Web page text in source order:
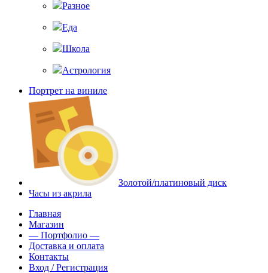
Разное
Еда
Школа
Астрология
Портрет на виниле
Золотой/платиновый диск
Часы из акрила
Главная
Магазин
— Портфолио —
Доставка и оплата
Контакты
Вход / Регистрация